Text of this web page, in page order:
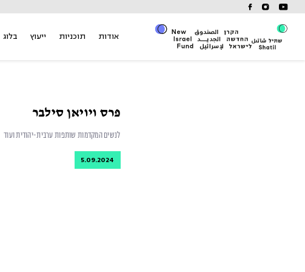
content
אודות תוכניות ייעוץ בלוג
פרס ויויאן סילבר
לנשים המקדמות שותפות ערבית-יהודית ועוד
5.09.2024